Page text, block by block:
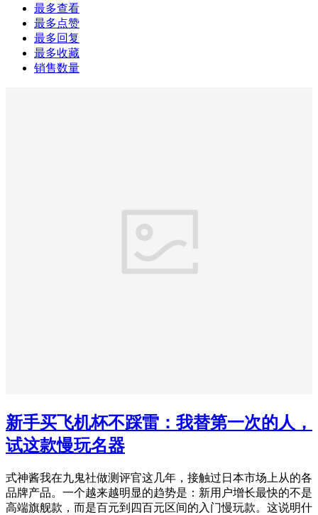
最多查看
最多点赞
最多回复
最多收藏
销售数量
新手买飞机杯不踩雷：我替第一次的人，
试这款慢玩名器
式神酱我在九鬼社做测评官这几年，接触过日本市场上从的各
品牌产品。一个越来越明显的趋势是：新用户增长最快的不是
高端旗舰款，而是百元到四百元区间的入门慢玩款。这说明什